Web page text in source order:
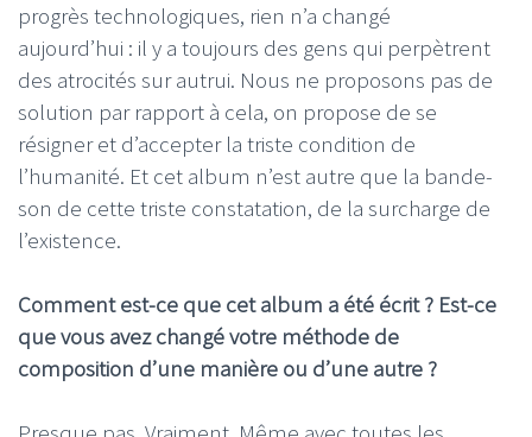
progrès technologiques, rien n’a changé
aujourd’hui : il y a toujours des gens qui perpètrent
des atrocités sur autrui. Nous ne proposons pas de
solution par rapport à cela, on propose de se
résigner et d’accepter la triste condition de
l’humanité. Et cet album n’est autre que la bande-
son de cette triste constatation, de la surcharge de
l’existence.
Comment est-ce que cet album a été écrit ? Est-ce
que vous avez changé votre méthode de
composition d’une manière ou d’une autre ?